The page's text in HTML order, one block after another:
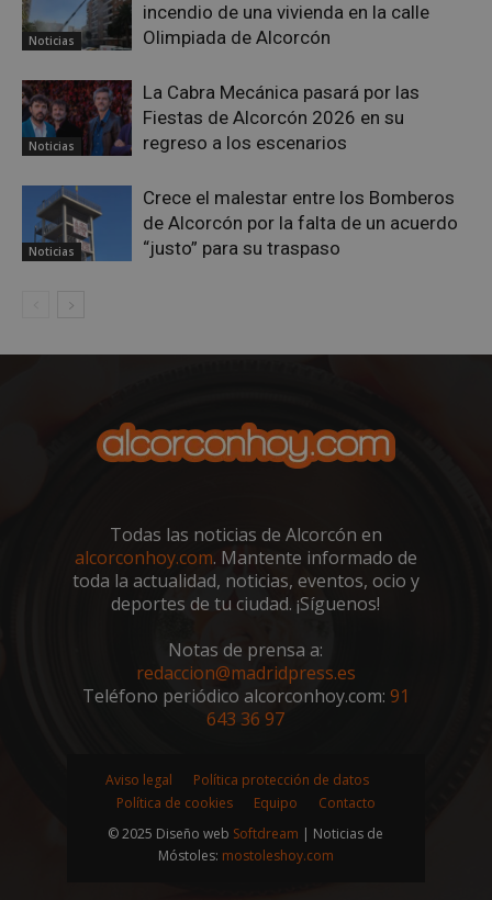
Noticias
incendio de una vivienda en la calle
Olimpiada de Alcorcón
Noticias
La Cabra Mecánica pasará por las
Fiestas de Alcorcón 2026 en su
regreso a los escenarios
Noticias
Crece el malestar entre los Bomberos
de Alcorcón por la falta de un acuerdo
“justo” para su traspaso
Todas las noticias de Alcorcón en
alcorconhoy.com. Mantente informado de
toda la actualidad, noticias, eventos, ocio y
deportes de tu ciudad. ¡Síguenos!
Notas de prensa a:
redaccion@madridpress.es
Teléfono periódico alcorconhoy.com: 91
643 36 97
Aviso legal
Política protección de datos
Política de cookies
Equipo
Contacto
© 2025 Diseño web Softdream | Noticias de
Móstoles: mostoleshoy.com
sp_landing
Spotify Inc.
Google
Privacy Policy